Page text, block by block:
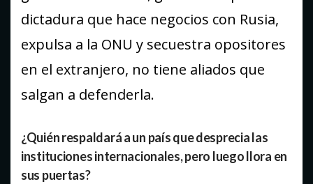
dictadura que hace negocios con Rusia,
expulsa a la ONU y secuestra opositores
en el extranjero, no tiene aliados que
salgan a defenderla.
¿Quién respaldará a un país que desprecia las
instituciones internacionales, pero luego llora en
sus puertas?